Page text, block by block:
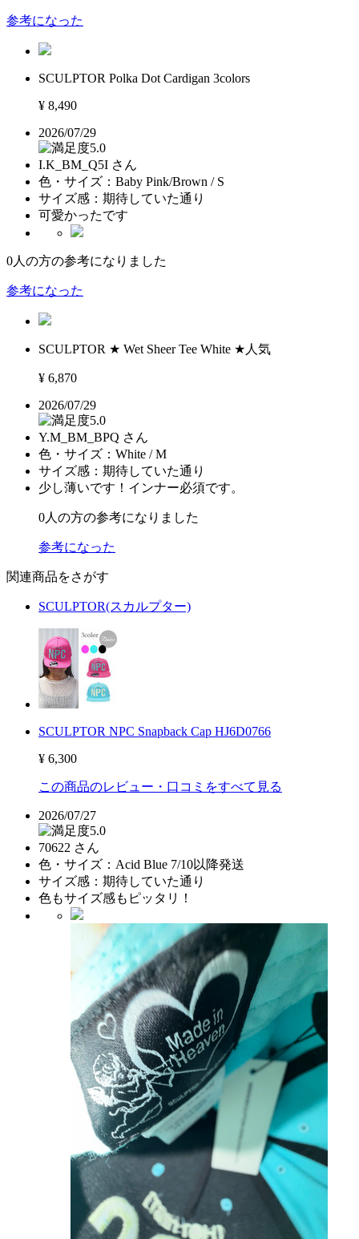
参考になった
SCULPTOR Polka Dot Cardigan 3colors
¥ 8,490
2026/07/29
5.0
I.K_BM_Q5I さん
色・サイズ： Baby Pink/Brown / S
サイズ感： 期待していた通り
可愛かったです
0人の方の参考になりました
参考になった
SCULPTOR ★ Wet Sheer Tee White ★人気
¥ 6,870
2026/07/29
5.0
Y.M_BM_BPQ さん
色・サイズ： White / M
サイズ感： 期待していた通り
少し薄いです！インナー必須です。
0人の方の参考になりました
参考になった
関連商品をさがす
SCULPTOR(スカルプター)
SCULPTOR NPC Snapback Cap HJ6D0766
¥ 6,300
この商品のレビュー・口コミをすべて見る
2026/07/27
5.0
70622 さん
色・サイズ： Acid Blue 7/10以降発送
サイズ感： 期待していた通り
色もサイズ感もピッタリ！